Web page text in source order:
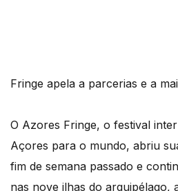
Fringe apela a parcerias e a
O Azores Fringe, o festival
Açores para o mundo, abriu
fim de semana passado e
nas nove ilhas do arquipélago,